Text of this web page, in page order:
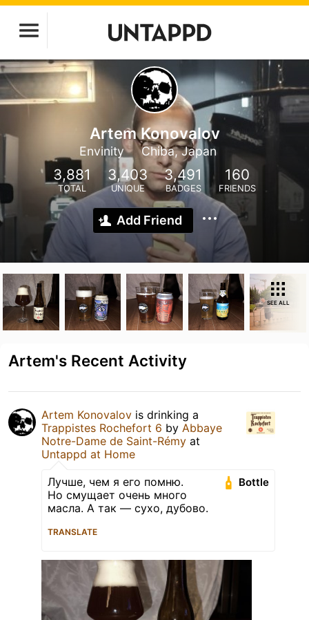
Artem Konovalov
Envinity Chiba, Japan
3,881
TOTAL
3,403
UNIQUE
3,491
BADGES
160
FRIENDS
Add Friend
SEE ALL
Artem's Recent Activity
Artem Konovalov is drinking a
Trappistes Rochefort 6 by Abbaye
Notre-Dame de Saint-Rémy at
Untappd at Home
Bottle
Лучше, чем я его помню.
Но смущает очень много
масла. А так — сухо, дубово.
TRANSLATE